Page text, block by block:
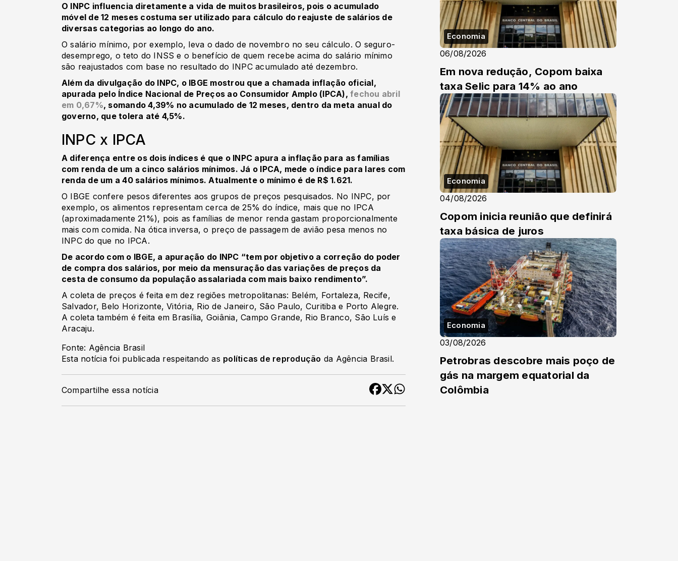
O INPC influencia diretamente a vida de muitos brasileiros, pois o acumulado
móvel de 12 meses costuma ser utilizado para cálculo do reajuste de salários de
diversas categorias ao longo do ano.
O salário mínimo, por exemplo, leva o dado de novembro no seu cálculo. O seguro-
desemprego, o teto do INSS e o benefício de quem recebe acima do salário mínimo
são reajustados com base no resultado do INPC acumulado até dezembro.
Além da divulgação do INPC, o IBGE mostrou que a chamada inflação oficial,
apurada pelo Índice Nacional de Preços ao Consumidor Amplo (IPCA),fechou abril
em 0,67%, somando 4,39% no acumulado de 12 meses, dentro da meta anual do
governo, que tolera até 4,5%.
INPC x IPCA
A diferença entre os dois índices é que o INPC apura a inflação para as famílias
com renda de um a cinco salários mínimos. Já o IPCA, mede o índice para lares com
renda de um a 40 salários mínimos. Atualmente o mínimo é de R$ 1.621.
O IBGE confere pesos diferentes aos grupos de preços pesquisados. No INPC, por
exemplo, os alimentos representam cerca de 25% do índice, mais que no IPCA
(aproximadamente 21%), pois as famílias de menor renda gastam proporcionalmente
mais com comida. Na ótica inversa, o preço de passagem de avião pesa menos no
INPC do que no IPCA.
De acordo com o IBGE, a apuração do INPC “tem por objetivo a correção do poder
de compra dos salários, por meio da mensuração das variações de preços da
cesta de consumo da população assalariada com mais baixo rendimento”.
A coleta de preços é feita em dez regiões metropolitanas: Belém, Fortaleza, Recife,
Salvador, Belo Horizonte, Vitória, Rio de Janeiro, São Paulo, Curitiba e Porto Alegre.
A coleta também é feita em Brasília, Goiânia, Campo Grande, Rio Branco, São Luís e
Aracaju.
Fonte: Agência Brasil
Esta notícia foi publicada respeitando as políticas de reprodução da Agência Brasil.
Compartilhe essa notícia
Economia
06/08/2026
Em nova redução, Copom baixa
taxa Selic para 14% ao ano
Economia
04/08/2026
Copom inicia reunião que definirá
taxa básica de juros
Economia
03/08/2026
Petrobras descobre mais poço de
gás na margem equatorial da
Colômbia